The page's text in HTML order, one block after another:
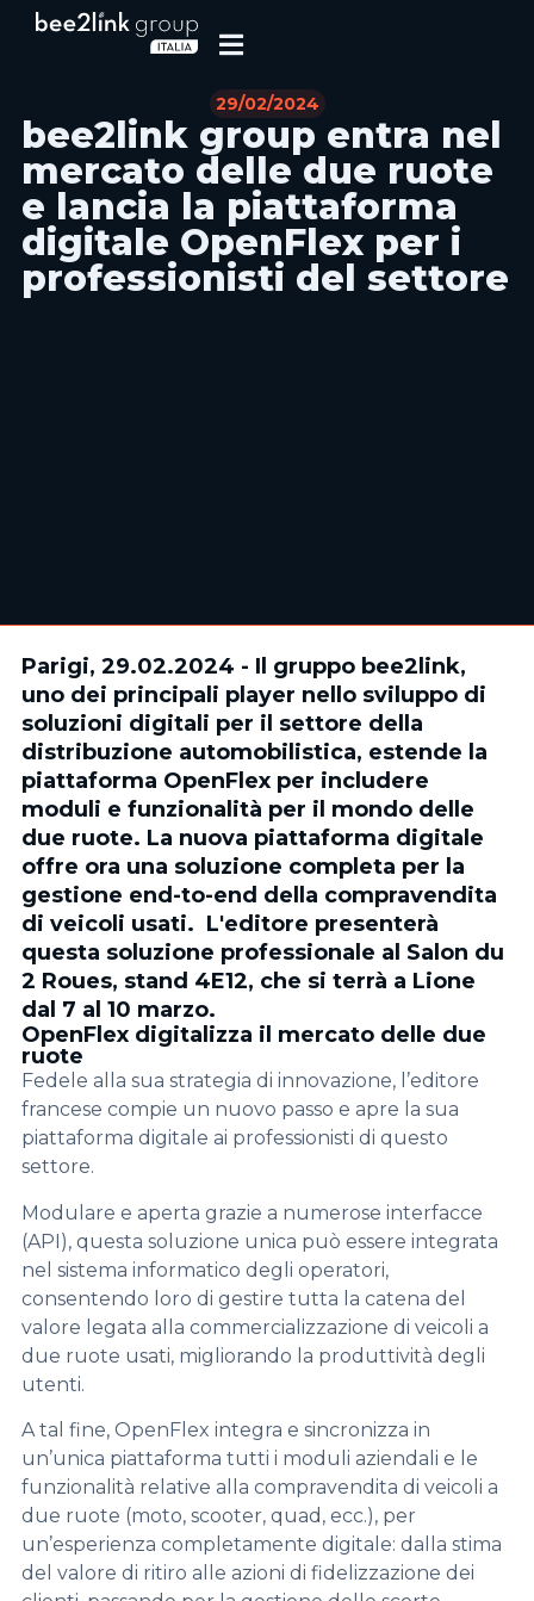
29/02/2024
bee2link group entra nel
mercato delle due ruote
e lancia la piattaforma
digitale OpenFlex per i
professionisti del settore
Parigi, 29.02.2024 - Il gruppo bee2link,
uno dei principali player nello sviluppo di
soluzioni digitali per il settore della
distribuzione automobilistica, estende la
piattaforma OpenFlex per includere
moduli e funzionalità per il mondo delle
due ruote. La nuova piattaforma digitale
offre ora una soluzione completa per la
gestione end-to-end della compravendita
di veicoli usati. L'editore presenterà
questa soluzione professionale al Salon du
2 Roues, stand 4E12, che si terrà a Lione
dal 7 al 10 marzo.
OpenFlex digitalizza il mercato delle due
ruote
Fedele alla sua strategia di innovazione, l’editore
francese compie un nuovo passo e apre la sua
piattaforma digitale ai professionisti di questo
settore.
Modulare e aperta grazie a numerose interfacce
(API), questa soluzione unica può essere integrata
nel sistema informatico degli operatori,
consentendo loro di gestire tutta la catena del
valore legata alla commercializzazione di veicoli a
due ruote usati, migliorando la produttività degli
utenti.
A tal fine, OpenFlex integra e sincronizza in
un’unica piattaforma tutti i moduli aziendali e le
funzionalità relative alla compravendita di veicoli a
due ruote (moto, scooter, quad, ecc.), per
un’esperienza completamente digitale: dalla stima
del valore di ritiro alle azioni di fidelizzazione dei